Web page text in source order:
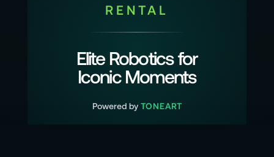
RENTAL
Elite Robotics for
Iconic Moments
Powered by TONEART